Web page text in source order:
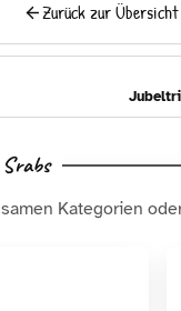
Zurück
Zurück zur Übersicht
Kategorien